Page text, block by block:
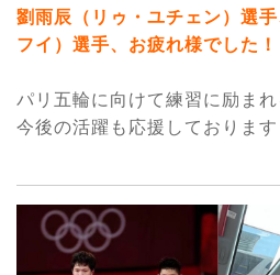
劉雨辰（リゥ・ユチェン）選
フイ）選手、お疲れ様でした！
パリ五輪に向けて練習に励まれ
今後の活躍も応援しております